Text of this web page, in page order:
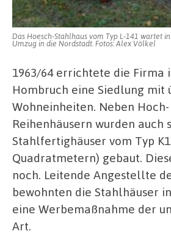
Das Hoesch-Stahlhaus vom Typ L-141 wartet
Umzug in die Nordstadt. Fotos: Alex Völkel
1963/64 errichtete die Firma
Hombruch eine Siedlung mit
Wohneinheiten. Neben Hoch-
Reihenhäusern wurden auch
Stahlfertighäuser vom Typ
Quadratmetern) gebaut.
noch. Leitende Angestellte
bewohnten die Stahlhäuser
eine Werbemaßnahme der
Art.